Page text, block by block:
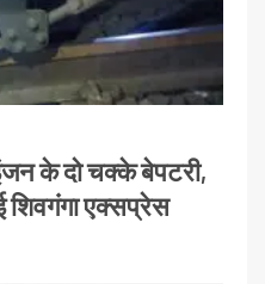
के दो चक्के बेपटरी,
शिवगंगा एक्सप्रेस